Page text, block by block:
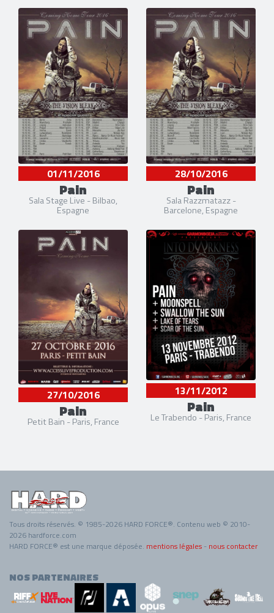
01/11/2016
Pain
Sala Stage Live - Bilbao,
Espagne
28/10/2016
Pain
Sala Razzmatazz -
Barcelone, Espagne
27/10/2016
Pain
Petit Bain - Paris, France
13/11/2012
Pain
Le Trabendo - Paris, France
Tous droits réservés. © 1985-2026 HARD FORCE®. Contenu web © 2010-
2026 hardforce.com
HARD FORCE® est une marque déposée. mentions légales - nous contacter
NOS PARTENAIRES